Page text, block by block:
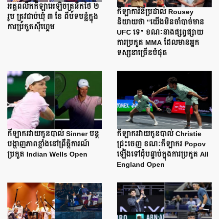
អត្តពលិកកីឡាអេឡិចត្រូនិកថៃ ២
រូប ត្រូវជាប់ឃុំ ៣ ខែ ពីបទបន្លំក្នុង
ការប្រកួតស៊ីហ្គេម
កីឡាការិនីប្រដាល់ Rousey
និយាយថា “យើងមិនចាំបាច់មាន
UFC ទេ” ខណៈនាងផ្សព្វផ្សាយ
ការប្រកួត MMA ដែលមានអ្នក
ទស្សនាច្រើនបំផុត
កីឡាករវាយកូនបាល់ Sinner បន្ត
បង្ហាញភាពខ្លាំងនៅព្រឹត្តិការណ៍
ប្រកួត Indian Wells Open
កីឡាករវាយកូនបាល់ Christie
ជ្រុះចេញ ខណៈកីឡាករ Popov
ឡើងទៅជុំបន្ទាប់ក្នុងការប្រកួត All
England Open